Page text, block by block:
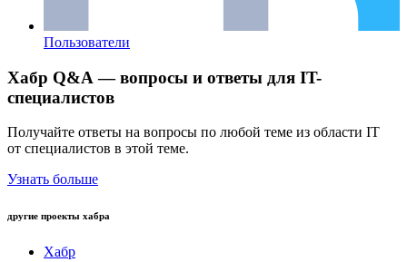
Пользователи
Хабр Q&A — вопросы и ответы для IT-
специалистов
Получайте ответы на вопросы по любой теме из области IT
от специалистов в этой теме.
Узнать больше
другие проекты хабра
Хабр